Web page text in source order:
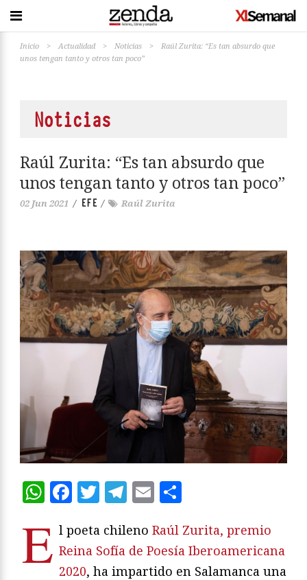
Inicio > Actualidad > Noticias >
Raúl Zurita: “Es tan absurdo que
unos tengan tanto y otros tan poco”
Noticias
Raúl Zurita: “Es tan absurdo que
unos tengan tanto y otros tan poco”
02 Jun 2021 / EFE / Raúl Zurita
WhatsApp
Facebook
Twitter
Telegram
Email
E l poeta chileno Raúl Zurita, premio
Reina Sofía de Poesía Iberoamericana
2020, ha impartido en Salamanca una